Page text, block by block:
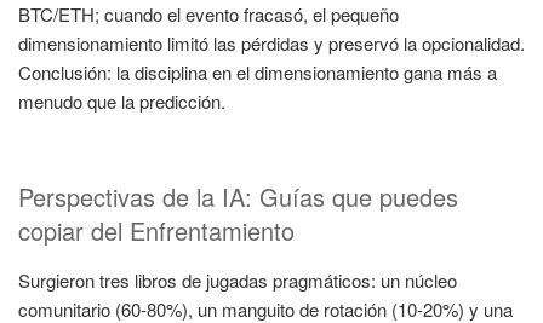
BTC/ETH; cuando el evento fracasó, el pequeño
dimensionamiento limitó las pérdidas y preservó la opcionalidad.
Conclusión: la disciplina en el dimensionamiento gana más a
menudo que la predicción.
Perspectivas de la IA: Guías que puedes
copiar del Enfrentamiento
Surgieron tres libros de jugadas pragmáticos: un núcleo
comunitario (60-80%), un manguito de rotación (10-20%) y una